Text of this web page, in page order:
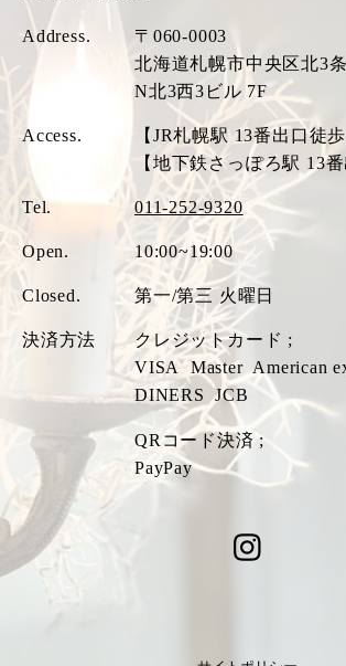
Address.
〒060-0003
北海道札幌市中央区北3
N北3西3ビル 7F
Access.
【JR札幌駅 13番出口徒歩
【地下鉄さっぽろ駅 13
Tel. 011-252-9320
Open. 10:00~19:00
Closed. 第一/第三 火曜日
決済方法
クレジットカード ;
VISA Master American
DINERS
JCB
QRコード決済 ;
PayPay